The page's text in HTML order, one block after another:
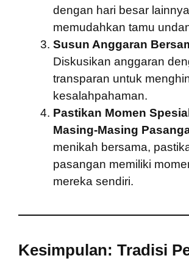
dengan hari besar
memudahkan tamu
Susun Anggaran
Diskusikan anggaran
transparan untuk
kesalahpahaman.
Pastikan Momen
Masing-Masing
menikah bersama,
pasangan memiliki
mereka sendiri.
Kesimpulan: Tradisi